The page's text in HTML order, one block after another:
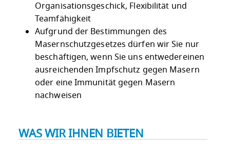
Organisationsgeschick, Flexibilität und
Teamfähigkeit
Aufgrund der Bestimmungen des
Masernschutzgesetzes dürfen wir Sie nur
beschäftigen, wenn Sie uns entwedereinen
ausreichenden Impfschutz gegen Masern
oder eine Immunität gegen Masern
nachweisen
WAS WIR IHNEN BIETEN